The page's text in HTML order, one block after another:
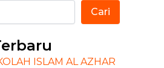
Cari
ISLAM AL AZHAR